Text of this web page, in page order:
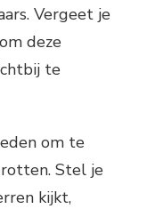
Vergeet je
deze
te
om te
Stel je
kijkt,